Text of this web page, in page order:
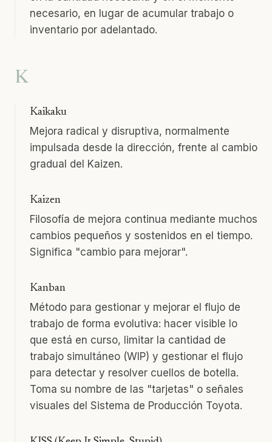
necesario, en lugar de acumular trabajo o
inventario por adelantado.
K
Kaikaku
Mejora radical y disruptiva, normalmente
impulsada desde la dirección, frente al cambio
gradual del Kaizen.
Kaizen
Filosofía de mejora continua mediante muchos
cambios pequeños y sostenidos en el tiempo.
Significa "cambio para mejorar".
Kanban
Método para gestionar y mejorar el flujo de
trabajo de forma evolutiva: hacer visible lo
que está en curso, limitar la cantidad de
trabajo simultáneo (WIP) y gestionar el flujo
para detectar y resolver cuellos de botella.
Toma su nombre de las "tarjetas" o señales
visuales del Sistema de Producción Toyota.